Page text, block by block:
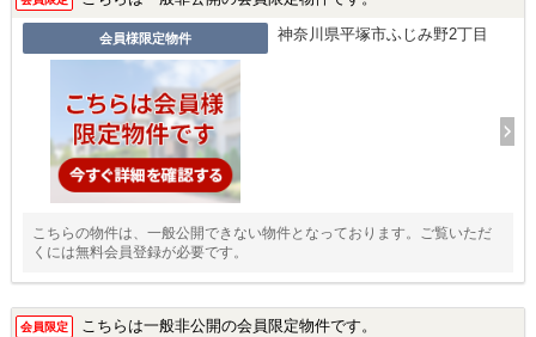
会員様限定物件 神奈川県平塚市ふじみ野2丁目
こちらの物件は、一般公開できない物件となっております。ご覧いただ
くには無料会員登録が必要です。
会員限定 こちらは一般非公開の会員限定物件です。